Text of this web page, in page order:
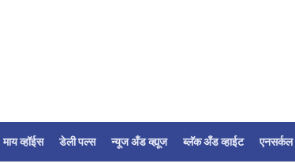
माय व्हॉईस डेली पल्स न्यूज अँड व्ह्यूज ब्लॅक अँड व्हाईट एनसर्कल